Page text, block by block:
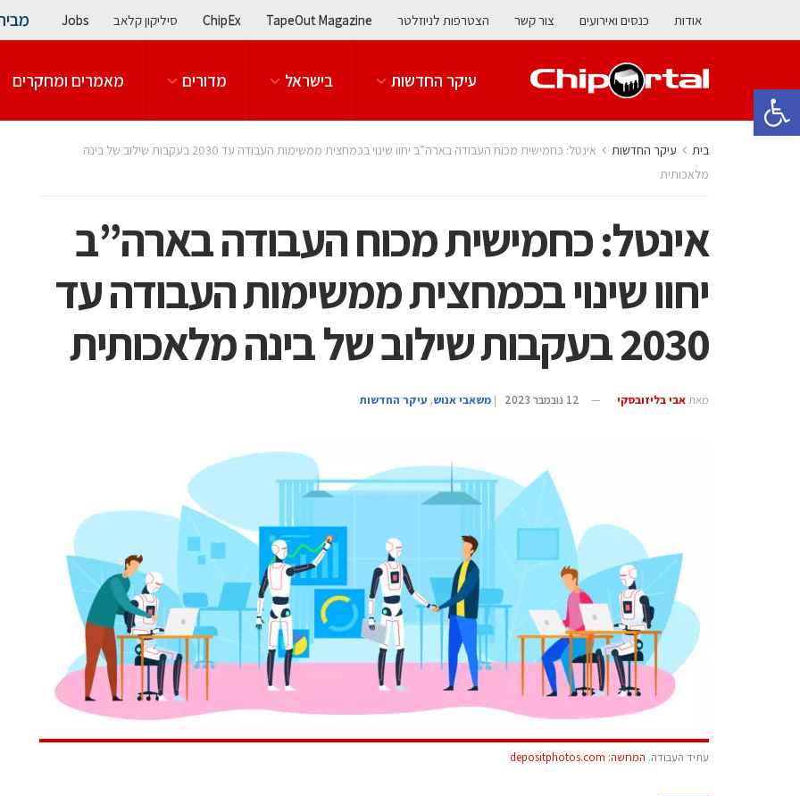
פתח סרגל נגישות
אודות כנסים ואירועים צור קשר הצטרפות לניוזלטר TapeOut Magazine
ChipEx סיליקון קלאב Jobs
עיקר החדשות בישראל מדורים מאמרים ומחקרים
בית עיקר החדשות
אינטל: כחמישית מכוח העבודה בארה”ב יחוו שינוי בכמחצית ממשימות העבודה עד 2030 בעקבות שילוב של בינה
מלאכותית
אינטל: כחמישית מכוח העבודה בארה”ב
יחוו שינוי בכמחצית ממשימות העבודה עד
2030 בעקבות שילוב של בינה מלאכותית
מאת אבי בליזובסקי 12 נובמבר 2023 | משאבי אנוש, עיקר החדשות
עתיד העבודה. המחשה: depositphotos.com